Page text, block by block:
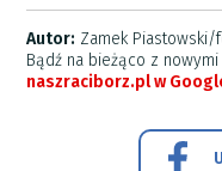
Autor: Zamek Piastowski/
Bądź na bieżąco z
naszraciborz.pl w